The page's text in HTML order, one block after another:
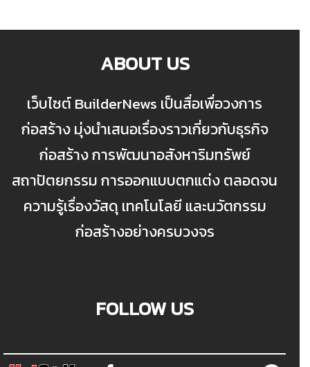
ABOUT US
เว็บไซต์ BuilderNews เป็นสื่อเพื่อวงการ
ก่อสร้าง มุ่งนำเสนอเรื่องราวเกี่ยวกับธุรกิจ
ก่อสร้าง การพัฒนาอสังหาริมทรัพย์
สถาปัตยกรรม การออกแบบตกแต่ง ตลอดจน
ความรู้เรื่องวัสดุ เทคโนโลยี และนวัตกรรม
ก่อสร้างอย่างครบวงจร
FOLLOW US